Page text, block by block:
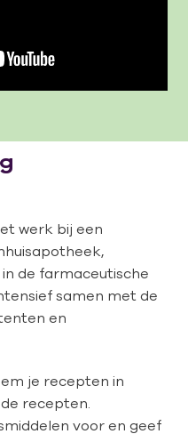
werk bij een
de farmaceutische
samen met de
en
je recepten in
recepten.
voor en geef